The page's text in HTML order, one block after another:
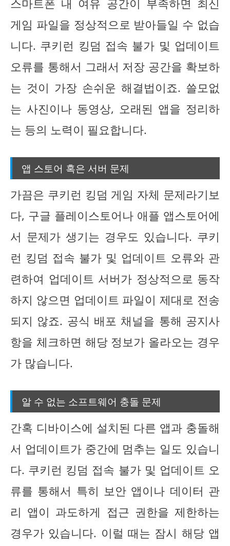
스마트폰 내 여유 공간이 부족하면 최신
게임 파일을 정상적으로 받아들일 수 없습
니다. 쿠키런 킹덤 접속 불가 및 업데이트
오류를 통해서 그래서 저장 공간을 확보하
는 것이 가장 손쉬운 해결법이죠. 쓸모없
는 사진이나 동영상, 오래된 앱을 정리하
는 등의 노력이 필요합니다.
앱 스토어 혹은 서버 문제
가끔은 쿠키런 킹덤 게임 자체 문제라기보
다, 구글 플레이스토어나 애플 앱스토어에
서 문제가 생기는 경우도 있습니다. 쿠키
런 킹덤 접속 불가 및 업데이트 오류와 관
련하여 업데이트 서버가 정상적으로 동작
하지 않으면 업데이트 파일이 제대로 전송
되지 않죠. 공식 배포 채널을 통해 공지사
항을 체크하면 해당 정보가 올라오는 경우
가 많습니다.
알 수 없는 소프트웨어 충돌 문제
간혹 디바이스에 설치된 다른 앱과 충돌해
서 업데이트가 중간에 멈추는 일도 있습니
다. 쿠키런 킹덤 접속 불가 및 업데이트 오
류를 통해서 특히 보안 앱이나 데이터 관
리 앱이 과도하게 접근 권한을 제한하는
경우가 있습니다. 이럴 때는 잠시 해당 앱